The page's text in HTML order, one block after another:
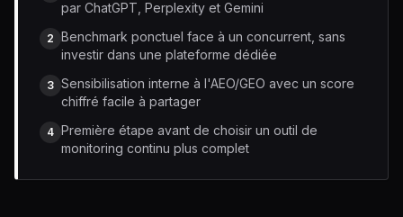
par ChatGPT, Perplexity et Gemini
2 Benchmark ponctuel face à un concurrent, sans
investir dans une plateforme dédiée
3 Sensibilisation interne à l'AEO/GEO avec un score
chiffré facile à partager
4 Première étape avant de choisir un outil de
monitoring continu plus complet